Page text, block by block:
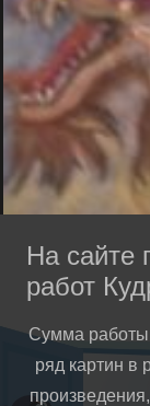
На сайте
работ
Сумма работы
ряд картин в